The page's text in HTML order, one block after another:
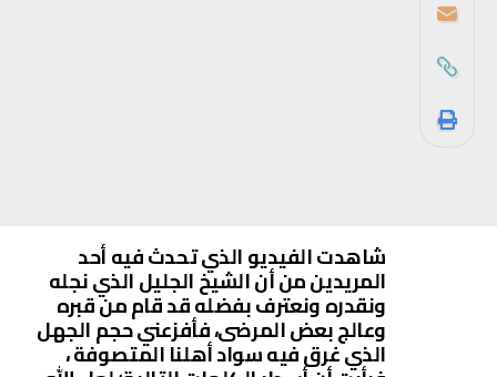
شاهدت الفيديو الذي تحدث فيه أحد
المريدين من أن الشيخ الجليل الذي نجله
ونقدره ونعترف بفضله قد قام من قبره
وعالج بعض المرضى، فأفزعني حجم الجهل
الذي غرق فيه سواد أهلنا المتصوفة ،